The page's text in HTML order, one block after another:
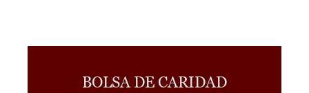
BOLSA DE CARIDAD